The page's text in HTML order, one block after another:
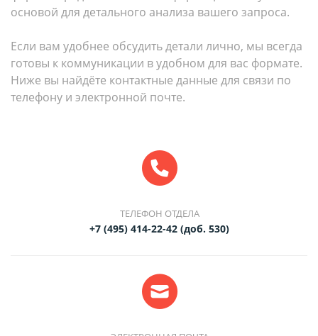
основой для детального анализа вашего запроса.
Если вам удобнее обсудить детали лично, мы всегда
готовы к коммуникации в удобном для вас формате.
Ниже вы найдёте контактные данные для связи по
телефону и электронной почте.
ТЕЛЕФОН ОТДЕЛА
+7 (495) 414-22-42 (доб. 530)